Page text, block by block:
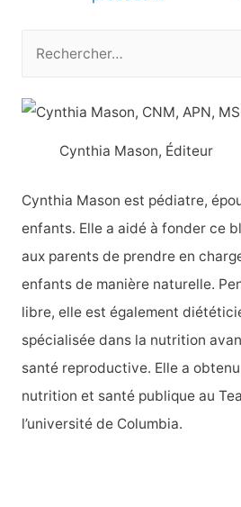
c
c
h
e
r
:
Cynthia Mason, Éditeur
Cynthia Mason est pédiatre,
enfants. Elle a aidé à fonder ce
aux parents de prendre en
enfants de manière naturelle.
libre, elle est également
spécialisée dans la nutrition
santé reproductive. Elle a
nutrition et santé publique au
l’université de Columbia.